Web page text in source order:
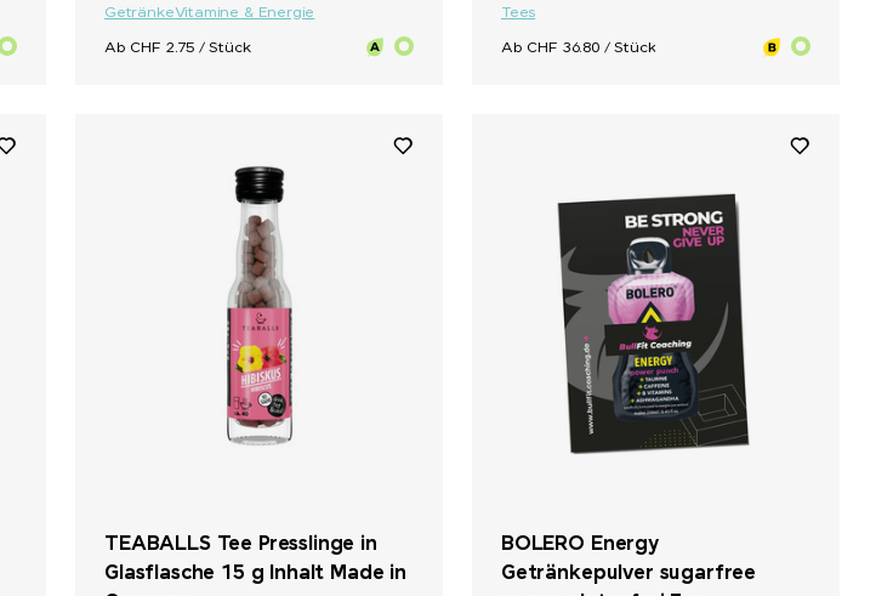
GetränkeVitamine & Energie
Ab CHF 2.75 / Stück
Tees
Ab CHF 36.80 / Stück
TEABALLS Tee Presslinge in
Glasflasche 15 g Inhalt Made in
BOLERO Energy
Getränkepulver sugarfree